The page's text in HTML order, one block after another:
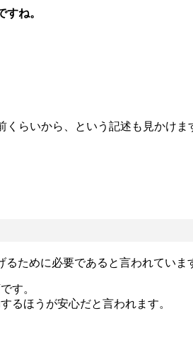
ね。
らいから、という記述も見かけま
ために必要であると言われていま
す。
るほうが安心だと言われます。